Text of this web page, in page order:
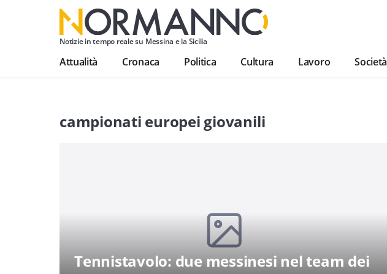
Notizie in tempo reale su Messina e la Sicilia
Attualità Cronaca Politica Cultura Lavoro Società
campionati europei giovanili
Tennistavolo: due messinesi nel team dei